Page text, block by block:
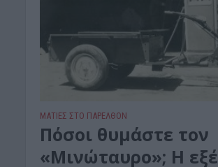
ΜΑΤΙΕΣ ΣΤΟ ΠΑΡΕΛΘΟΝ
Πόσοι θυμάστε τον
«Μινώταυρο»; Η